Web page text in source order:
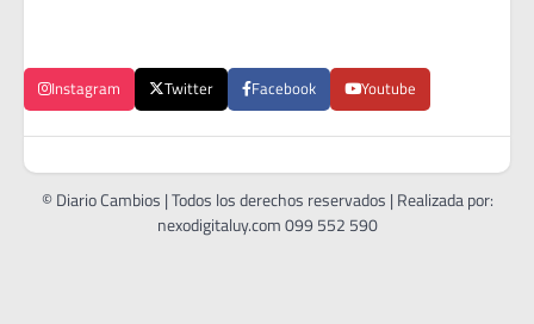
Instagram Twitter Facebook Youtube